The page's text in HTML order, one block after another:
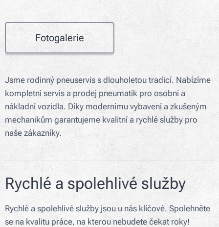
Fotogalerie
Jsme rodinný pneuservis s dlouholetou tradicí. Nabízíme
kompletní servis a prodej pneumatik pro osobní a
nákladní vozidla. Díky modernímu vybavení a zkušeným
mechanikům garantujeme kvalitní a rychlé služby pro
naše zákazníky.
Rychlé a spolehlivé služby
Rychlé a spolehlivé služby jsou u nás klíčové. Spolehněte
se na kvalitu práce, na kterou nebudete čekat roky!